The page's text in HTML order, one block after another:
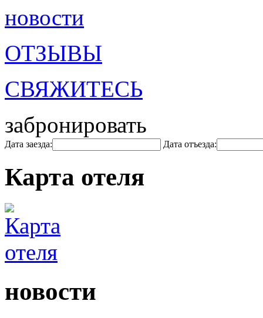
новости
ОТЗЫВЫ
СВЯЖИТЕСЬ
забронировать
Дата заезда: Дата отъезда:
Карта отеля
новости